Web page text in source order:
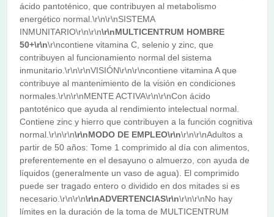
ácido pantoténico, que contribuyen al metabolismo
energético normal.\r\n\r\nSISTEMA
INMUNITARIO\r\n\r\n\r\nMULTICENTRUM HOMBRE
50+\r\n\r\ncontiene vitamina C, selenio y zinc, que
contribuyen al funcionamiento normal del sistema
inmunitario.\r\n\r\nVISIÓN\r\n\r\ncontiene vitamina A que
contribuye al mantenimiento de la visión en condiciones
normales.\r\n\r\nMENTE ACTIVA\r\n\r\nCon ácido
pantoténico que ayuda al rendimiento intelectual normal.
Contiene zinc y hierro que contribuyen a la función cognitiva
normal.\r\n\r\n\r\nMODO DE EMPLEO\r\n\r\n\r\nAdultos a
partir de 50 años: Tome 1 comprimido al día con alimentos,
preferentemente en el desayuno o almuerzo, con ayuda de
líquidos (generalmente un vaso de agua). El comprimido
puede ser tragado entero o dividido en dos mitades si es
necesario.\r\n\r\n\r\nADVERTENCIAS\r\n\r\n\r\nNo hay
límites en la duración de la toma de MULTICENTRUM